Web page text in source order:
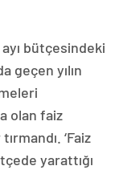
bütçesindeki
geçen yılın
olan faiz
‘Faiz
yarattığı